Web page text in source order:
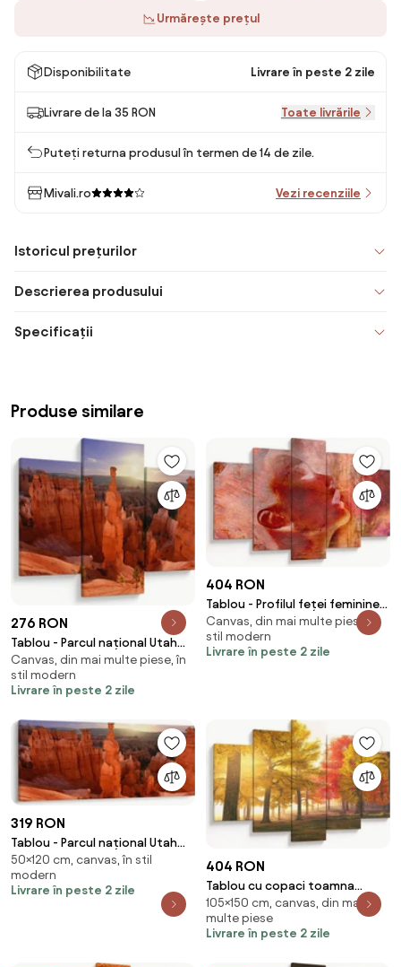
Urmărește prețul
Disponibilitate Livrare în peste 2 zile
Livrare de la 35 RON Toate livrările
Puteți returna produsul în termen de 14 de zile.
Mivali.ro Vezi recenziile
Istoricul prețurilor
Descrierea produsului
Specificații
Produse similare
276 RON
Tablou - Parcul național Utah
(90x60 cm)
Canvas, din mai multe piese, în
stil modern
Livrare în peste 2 zile
404 RON
Tablou - Profilul feței feminine
(150x105 cm)
Canvas, din mai multe piese, în
stil modern
Livrare în peste 2 zile
319 RON
Tablou - Parcul național Utah
(120x50 cm)
50×120 cm, canvas, în stil
modern
Livrare în peste 2 zile
404 RON
Tablou cu copaci toamna
(150x105 cm)
105×150 cm, canvas, din mai
multe piese
Livrare în peste 2 zile